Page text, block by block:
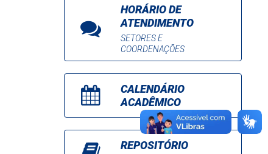
HORÁRIO DE
ATENDIMENTO
SETORES E
COORDENAÇÕES
CALENDÁRIO
ACADÊMICO
REPOSITÓRIO